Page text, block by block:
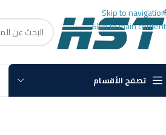
Skip to navigation
Skip to main content
تصفح الأقسام